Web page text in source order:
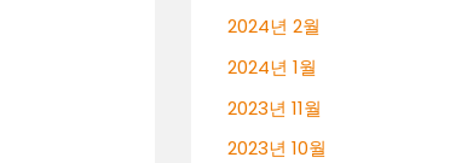
2024년 2월
2024년 1월
2023년 11월
2023년 10월